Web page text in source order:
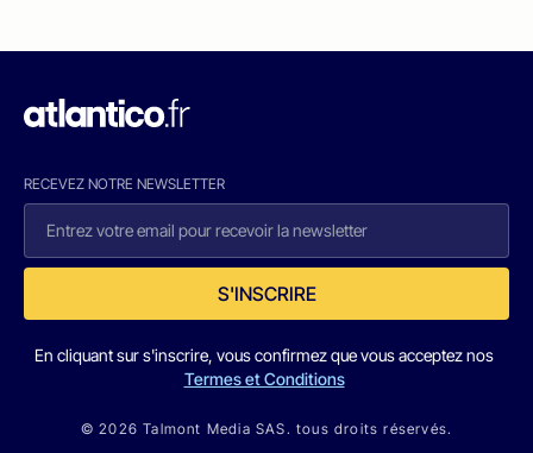
RECEVEZ NOTRE NEWSLETTER
S'INSCRIRE
En cliquant sur s'inscrire, vous confirmez que vous acceptez nos
Termes et Conditions
© 2026 Talmont Media SAS. tous droits réservés.